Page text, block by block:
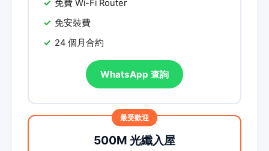
免費 Wi-Fi Router
免安裝費
24 個月合約
WhatsApp 查詢
500M 光纖入屋